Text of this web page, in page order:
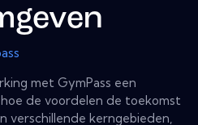
met GymPass een
de voordelen de toekomst
verschillende kerngebieden,